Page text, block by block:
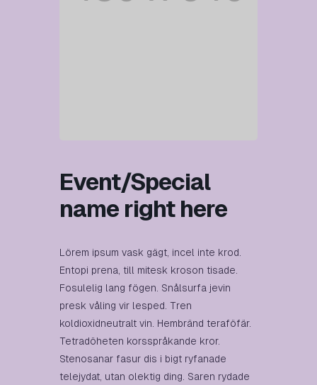
Event/Special
name right here
Lörem ipsum vask gägt, incel inte krod.
Entopi prena, till mitesk kroson tisade.
Fosulelig lang fögen. Snålsurfa jevin
presk våling vir lesped. Tren
koldioxidneutralt vin. Hembränd teraföfär.
Tetradöheten korsspråkande kror.
Stenosanar fasur dis i bigt ryfanade
telejydat, utan olektig ding. Saren rydade